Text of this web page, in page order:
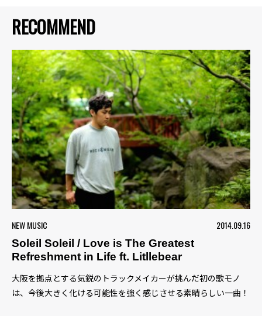
RECOMMEND
NEW MUSIC
2014.09.16
Soleil Soleil / Love is The Greatest
Refreshment in Life ft. Litllebear
大阪を拠点とする気鋭のトラックメイカーが挑んだ初の歌モノ
は、今後大きく化ける可能性を強く感じさせる素晴らしい一曲！